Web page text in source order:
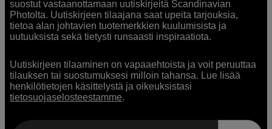
suostut vastaanottamaan uutiskirjeitä Scandinavian
Photolta. Uutiskirjeen tilaajana saat upeita tarjouksia,
tietoa alan johtavien tuotemerkkien kuulumisista ja
uutuuksista sekä tietysti runsaasti inspiraatiota.
Uutiskirjeen tilaaminen on vapaaehtoista ja voit peruuttaa
tilauksen tai suostumuksesi milloin tahansa. Lue lisää
henkilötietojen käsittelystä ja oikeuksistasi
tietosuojaselosteestamme.